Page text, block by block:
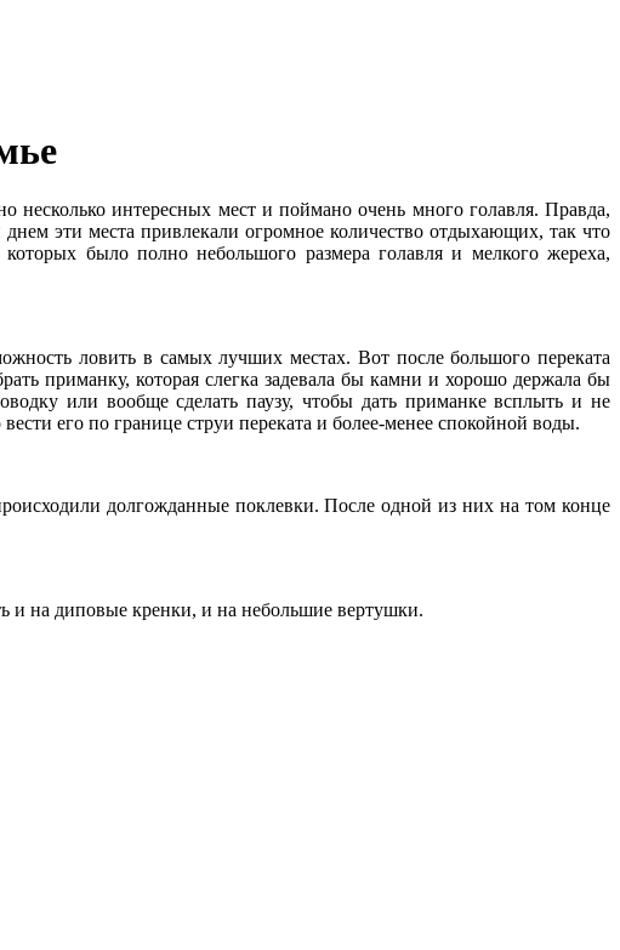
несколько интересных мест и поймано очень много голавля. Правда,
эти места привлекали огромное количество отдыхающих, так что
было полно небольшого размера голавля и мелкого жереха,
ловить в самых лучших местах. Вот после большого переката
приманку, которая слегка задевала бы камни и хорошо держала бы
или вообще сделать паузу, чтобы дать приманке всплыть и не
его по границе струи переката и более-менее спокойной воды.
долгожданные поклевки. После одной из них на том конце
и на диповые кренки, и на небольшие вертушки.